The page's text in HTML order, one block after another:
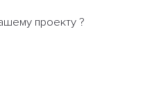
проекту ?